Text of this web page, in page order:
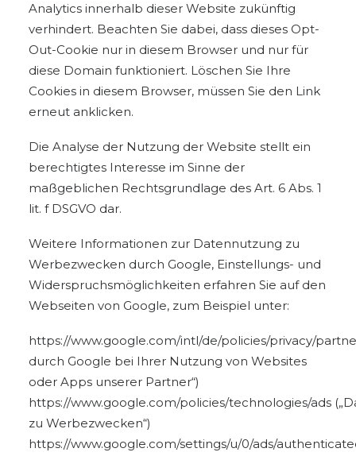
Analytics innerhalb dieser Website zukünftig
verhindert. Beachten Sie dabei, dass dieses Opt-
Out-Cookie nur in diesem Browser und nur für
diese Domain funktioniert. Löschen Sie Ihre
Cookies in diesem Browser, müssen Sie den Link
erneut anklicken.
Die Analyse der Nutzung der Website stellt ein
berechtigtes Interesse im Sinne der
maßgeblichen Rechtsgrundlage des Art. 6 Abs. 1
lit. f DSGVO dar.
Weitere Informationen zur Datennutzung zu
Werbezwecken durch Google, Einstellungs- und
Widerspruchsmöglichkeiten erfahren Sie auf den
Webseiten von Google, zum Beispiel unter:
https://www.google.com/intl/de/policies/privacy/
durch Google bei Ihrer Nutzung von Websites
oder Apps unserer Partner“)
https://www.google.com/policies/technologies/ads
zu Werbezwecken“)
https://www.google.com/settings/u/0/ads/